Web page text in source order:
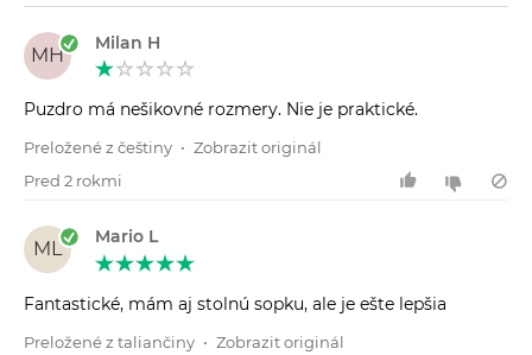
MH
Milan H
Puzdro má nešikovné rozmery. Nie je praktické.
Preložené z češtiny • Zobrazit originál
Pred 2 rokmi
ML
Mario L
Fantastické, mám aj stolnú sopku, ale je ešte lepšia
Preložené z taliančiny • Zobrazit originál